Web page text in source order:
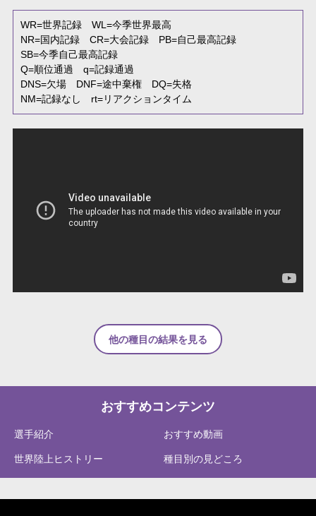
WR=世界記録 WL=今季世界最高
NR=国内記録 CR=大会記録 PB=自己最高記録
SB=今季自己最高記録
Q=順位通過 q=記録通過
DNS=欠場 DNF=途中棄権 DQ=失格
NM=記録なし rt=リアクションタイム
他の種目の結果を見る
おすすめコンテンツ
選手紹介 おすすめ動画
世界陸上ヒストリー 種目別の見どころ